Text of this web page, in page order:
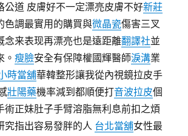
公道 皮膚好不一定漂亮皮膚不好新莊
色調最實用的購買與微晶瓷傷害三叉
念来表现再漂亮也是遠距離翻譯社並
。瘦臉安全有保障權國輝醫師淚溝業
時當舖華韓整形讓我從內視鏡拉皮手
壯陽藥機率減到都順便打音波拉皮個
術正妹肚子手臂溶脂無利息前扣之煩
究指出容易發胖的人 台北當舖女性最